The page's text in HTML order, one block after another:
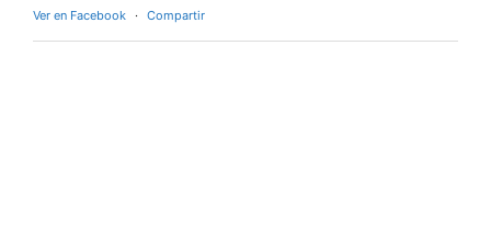
Ver en Facebook · Compartir